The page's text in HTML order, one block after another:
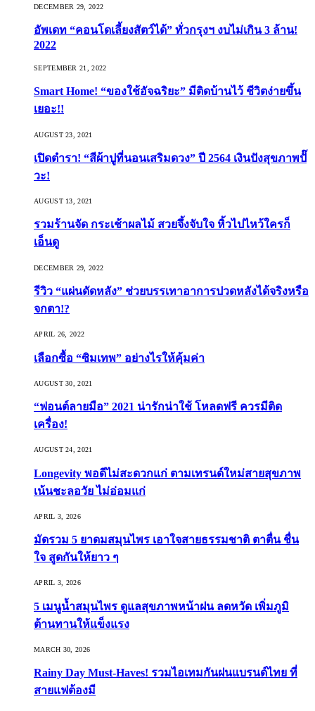
DECEMBER 29, 2022
อัพเดท “คอนโดเลี้ยงสัตว์ได้” ทั่วกรุงฯ งบไม่เกิน 3 ล้าน!
2022
SEPTEMBER 21, 2022
Smart Home! “ของใช้อัจฉริยะ” มีติดบ้านไว้ ชีวิตง่ายขึ้น
เยอะ!!
AUGUST 23, 2021
เปิดตำรา! “สีผ้าปูที่นอนเสริมดวง” ปี 2564 เงินปังสุขภาพปั๊
วะ!
AUGUST 13, 2021
รวมร้านจัด กระเช้าผลไม้ สวยจึ้งจับใจ หิ้วไปไหว้ใครก็
เอ็นดู
DECEMBER 29, 2022
รีวิว “แผ่นดัดหลัง” ช่วยบรรเทาอาการปวดหลังได้จริงหรือ
จกตา!?
APRIL 26, 2022
เลือกซื้อ “ซิมเทพ” อย่างไรให้คุ้มค่า
AUGUST 30, 2021
“ฟอนต์ลายมือ” 2021 น่ารักน่าใช้ โหลดฟรี ควรมีติด
เครื่อง!
AUGUST 24, 2021
Longevity พอดีไม่สะดวกแก่ ตามเทรนด์ใหม่สายสุขภาพ
เน้นชะลอวัย ไม่อ่อมแก่
APRIL 3, 2026
มัดรวม 5 ยาดมสมุนไพร เอาใจสายธรรมชาติ ตาตื่น ชื่น
ใจ สูดกันให้ยาว ๆ
APRIL 3, 2026
5 เมนูน้ำสมุนไพร ดูแลสุขภาพหน้าฝน ลดหวัด เพิ่มภูมิ
ต้านทานให้แข็งแรง
MARCH 30, 2026
Rainy Day Must-Haves! รวมไอเทมกันฝนแบรนด์ไทย ที่
สายแฟต้องมี